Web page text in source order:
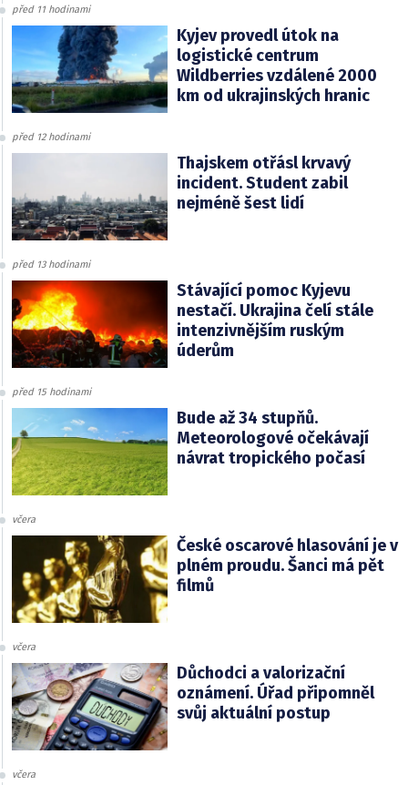
před 11 hodinami
Kyjev provedl útok na
logistické centrum
Wildberries vzdálené 2000
km od ukrajinských hranic
před 12 hodinami
Thajskem otřásl krvavý
incident. Student zabil
nejméně šest lidí
před 13 hodinami
Stávající pomoc Kyjevu
nestačí. Ukrajina čelí stále
intenzivnějším ruským
úderům
před 15 hodinami
Bude až 34 stupňů.
Meteorologové očekávají
návrat tropického počasí
včera
České oscarové hlasování je v
plném proudu. Šanci má pět
filmů
včera
Důchodci a valorizační
oznámení. Úřad připomněl
svůj aktuální postup
včera